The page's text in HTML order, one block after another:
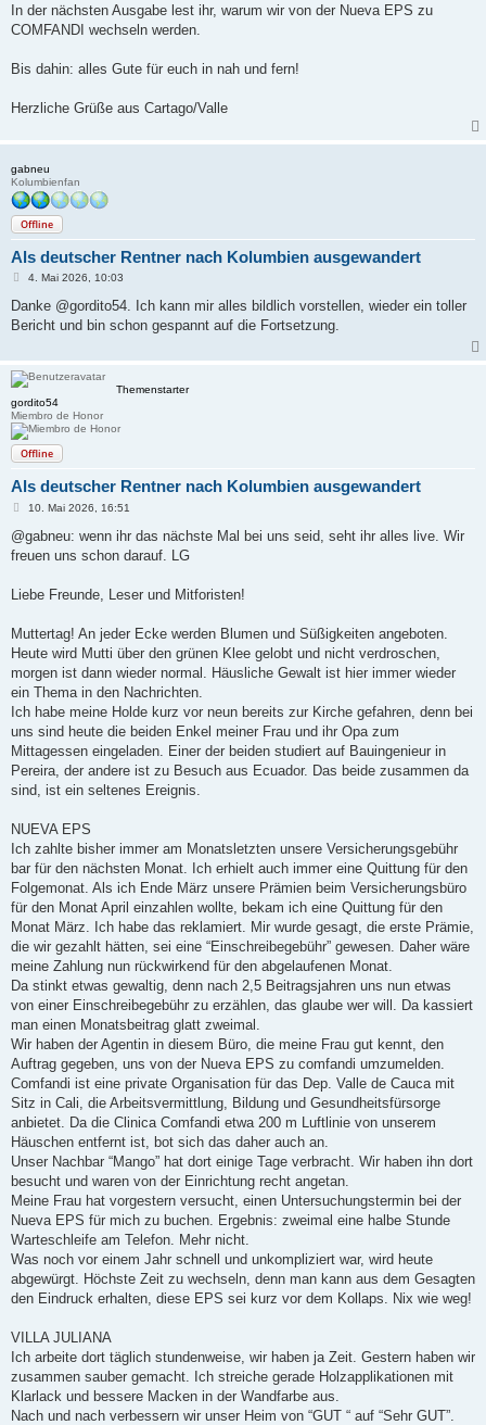
In der nächsten Ausgabe lest ihr, warum wir von der Nueva EPS zu
COMFANDI wechseln werden.
Bis dahin: alles Gute für euch in nah und fern!
Herzliche Grüße aus Cartago/Valle
gabneu
Kolumbienfan
Offline
Als deutscher Rentner nach Kolumbien ausgewandert
B
i
r
4. Mai 2026, 10:03
Danke @gordito54. Ich kann mir alles bildlich vorstellen, wieder ein toller
Bericht und bin schon gespannt auf die Fortsetzung.
Themenstarter
gordito54
Miembro de Honor
Offline
Als deutscher Rentner nach Kolumbien ausgewandert
B
i
t
r
10. Mai 2026, 16:51
@gabneu: wenn ihr das nächste Mal bei uns seid, seht ihr alles live. Wir
freuen uns schon darauf. LG
Liebe Freunde, Leser und Mitforisten!
Muttertag! An jeder Ecke werden Blumen und Süßigkeiten angeboten.
Heute wird Mutti über den grünen Klee gelobt und nicht verdroschen,
morgen ist dann wieder normal. Häusliche Gewalt ist hier immer wieder
ein Thema in den Nachrichten.
Ich habe meine Holde kurz vor neun bereits zur Kirche gefahren, denn bei
uns sind heute die beiden Enkel meiner Frau und ihr Opa zum
Mittagessen eingeladen. Einer der beiden studiert auf Bauingenieur in
Pereira, der andere ist zu Besuch aus Ecuador. Das beide zusammen da
sind, ist ein seltenes Ereignis.
NUEVA EPS
Ich zahlte bisher immer am Monatsletzten unsere Versicherungsgebühr
bar für den nächsten Monat. Ich erhielt auch immer eine Quittung für den
Folgemonat. Als ich Ende März unsere Prämien beim Versicherungsbüro
für den Monat April einzahlen wollte, bekam ich eine Quittung für den
Monat März. Ich habe das reklamiert. Mir wurde gesagt, die erste Prämie,
die wir gezahlt hätten, sei eine “Einschreibegebühr” gewesen. Daher wäre
meine Zahlung nun rückwirkend für den abgelaufenen Monat.
Da stinkt etwas gewaltig, denn nach 2,5 Beitragsjahren uns nun etwas
von einer Einschreibegebühr zu erzählen, das glaube wer will. Da kassiert
man einen Monatsbeitrag glatt zweimal.
Wir haben der Agentin in diesem Büro, die meine Frau gut kennt, den
Auftrag gegeben, uns von der Nueva EPS zu comfandi umzumelden.
Comfandi ist eine private Organisation für das Dep. Valle de Cauca mit
Sitz in Cali, die Arbeitsvermittlung, Bildung und Gesundheitsfürsorge
anbietet. Da die Clinica Comfandi etwa 200 m Luftlinie von unserem
Häuschen entfernt ist, bot sich das daher auch an.
Unser Nachbar “Mango” hat dort einige Tage verbracht. Wir haben ihn dort
besucht und waren von der Einrichtung recht angetan.
Meine Frau hat vorgestern versucht, einen Untersuchungstermin bei der
Nueva EPS für mich zu buchen. Ergebnis: zweimal eine halbe Stunde
Warteschleife am Telefon. Mehr nicht.
Was noch vor einem Jahr schnell und unkompliziert war, wird heute
abgewürgt. Höchste Zeit zu wechseln, denn man kann aus dem Gesagten
den Eindruck erhalten, diese EPS sei kurz vor dem Kollaps. Nix wie weg!
VILLA JULIANA
Ich arbeite dort täglich stundenweise, wir haben ja Zeit. Gestern haben wir
zusammen sauber gemacht. Ich streiche gerade Holzapplikationen mit
Klarlack und bessere Macken in der Wandfarbe aus.
Nach und nach verbessern wir unser Heim von “GUT “ auf “Sehr GUT”.